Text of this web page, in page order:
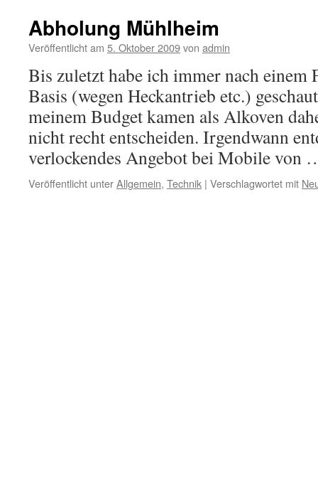
Abholung Mühlheim
Veröffentlicht am 5. Oktober 2009von admin
Bis zuletzt habe ich immer nach einem
Basis (wegen Heckantrieb etc.)
meinem Budget kamen als Alkoven
nicht recht entscheiden. Irgendwann
verlockendes Angebot bei Mobile
Veröffentlicht unterAllgemein, Technik | Verschlagwortet mit